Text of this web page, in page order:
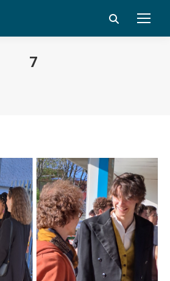
Search:
7